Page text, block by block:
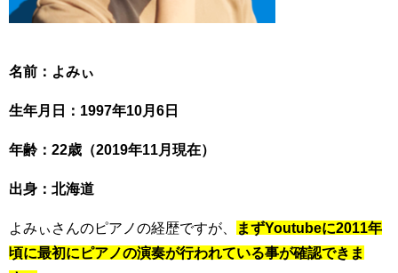
名前：よみぃ
生年月日：1997年10月6日
年齢：22歳（2019年11月現在）
出身：北海道
よみぃさんのピアノの経歴ですが、
まずYoutubeに2011年
頃に最初にピアノの演奏が行われている事が確認できま